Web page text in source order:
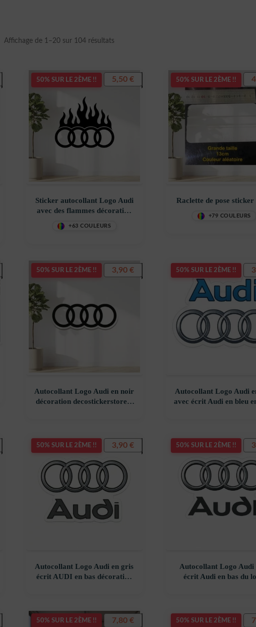
Affichage de 1–20 sur 104 résultats
récent
au
50% SUR LE 2ÈME !!
Sticker autocollant Logo Audi
avec des flammes décoration
decostickerstore – 69IQXR
+63 COULEURS
5,50 € 50% SUR LE 2ÈME !!
Raclette de pose
+79 COULEURS
50% SUR LE 2ÈME !!
Autocollant Logo Audi en noir
décoration decostickerstore –
3,90 € 50% SUR LE 2ÈME !!
Autocollant Logo Audi
avec écrit Audi en bleu
50% SUR LE 2ÈME !!
Autocollant Logo Audi en gris
écrit AUDI en bas décoration
3,90 € 50% SUR LE 2ÈME !!
Autocollant Logo Audi
écrit Audi en bas du
50% SUR LE 2ÈME !! 7,80 € 50% SUR LE 2ÈME !!